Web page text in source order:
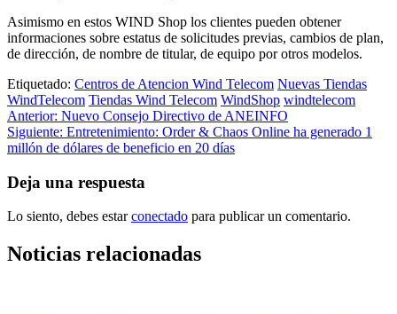
Asimismo en estos WIND Shop los clientes pueden obtener
informaciones sobre estatus de solicitudes previas, cambios de plan,
de dirección, de nombre de titular, de equipo por otros modelos.
Etiquetado: Centros de Atencion Wind Telecom Nuevas Tiendas
WindTelecom Tiendas Wind Telecom WindShop windtelecom
Navegación
de
Anterior: Nuevo Consejo Directivo de ANEINFO
Siguiente: Entretenimiento: Order & Chaos Online ha generado 1
millón de dólares de beneficio en 20 días
Deja una respuesta
Lo siento, debes estarconectado para publicar un comentario.
Noticias relacionadas